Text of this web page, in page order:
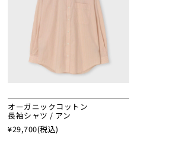
オーガニックコットン
長袖シャツ / アン
¥29,700(税込)